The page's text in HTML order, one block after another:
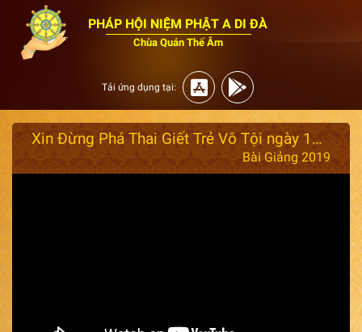
PHÁP HỘI NIỆM PHẬT A DI ĐÀ
Chùa Quán Thế Âm
Tải ứng dụng tại:
Xin Đừng Phá Thai Giết Trẻ Vô Tội ngày 18/08/2019
Bài Giảng 2019